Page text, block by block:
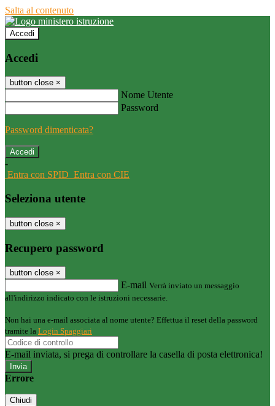
Salta al contenuto
Accedi
Accedi
button close ×
Nome Utente
Password
Password dimenticata?
-
Entra con SPID Entra con CIE
Seleziona utente
button close ×
Recupero password
button close ×
E-mail Verrà inviato un messaggio
all'indirizzo indicato con le istruzioni necessarie.
Non hai una e-mail associata al nome utente? Effettua il reset della password
tramite la Login Spaggiari
E-mail inviata, si prega di controllare la casella di posta elettronica!
Errore
Chiudi